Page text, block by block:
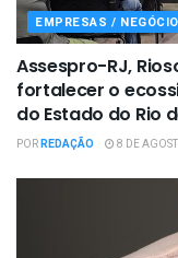
EMPRESAS /
Assespro-RJ,
fortalecer o
do Estado do Rio
PORREDAÇÃO 8 DE